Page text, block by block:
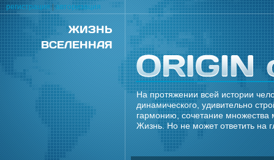
ЖИЗНЬ
ВСЕЛЕННАЯ
На протяжении всей истории
динамического, удивительно
гармонию, сочетание множества
Жизнь. Но не может ответить на
регистрация|авторизация